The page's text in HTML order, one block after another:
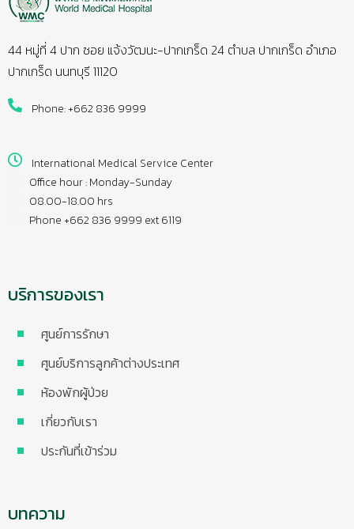
44 หมู่ที่ 4 ปาก ซอย แจ้งวัฒนะ-ปากเกร็ด 24 ตำบล ปากเกร็ด อำเภอ
ปากเกร็ด นนทบุรี 11120
Phone: +662 836 9999
International Medical Service Center
Office hour : Monday-Sunday
08.00-18.00 hrs
Phone +662 836 9999 ext 6119
บริการของเรา
ศูนย์การรักษา
ศูนย์บริการลูกค้าต่างประเทศ
ห้องพักผู้ป่วย
เกี่ยวกับเรา
ประกันที่เข้าร่วม
บทความ